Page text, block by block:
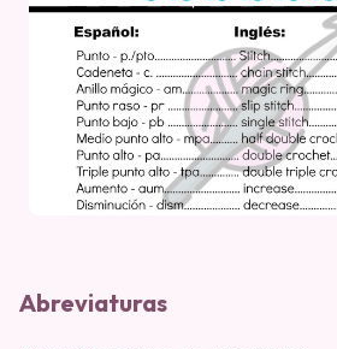
Abreviaturas